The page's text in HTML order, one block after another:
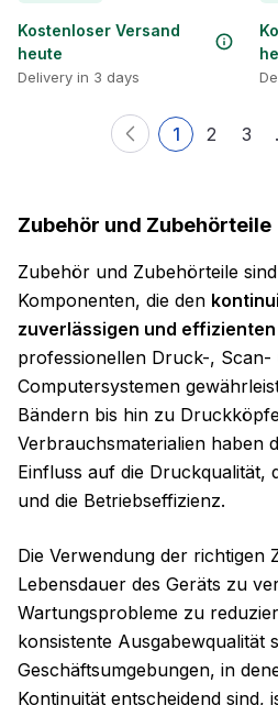
Kostenloser Versand
heute
Delivery in 3 days
1 2 3
Zubehör und Zubehörteile
Zubehör und Zubehörteile
Komponenten, die den
zuverlässigen und
professionellen Druck-, Scan-
Computersystemen
Bändern bis hin zu
Verbrauchsmaterialien haben
Einfluss auf die Druckqualität,
und die Betriebseffizienz.
Die Verwendung der richtigen
Lebensdauer des Geräts zu
Wartungsprobleme zu
konsistente Ausgabewqualität
Geschäftsumgebungen, in
Kontinuität entscheidend sind,